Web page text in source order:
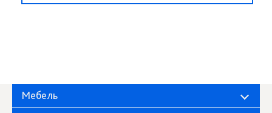
Мебель